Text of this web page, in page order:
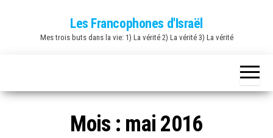
Les Francophones d'Israël
Mes trois buts dans la vie: 1) La vérité 2) La vérité 3) La vérité
Mois : mai 2016